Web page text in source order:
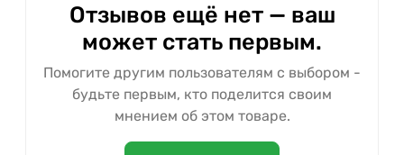
Отзывов ещё нет — ваш
может стать первым.
Помогите другим пользователям с выбором -
будьте первым, кто поделится своим
мнением об этом товаре.